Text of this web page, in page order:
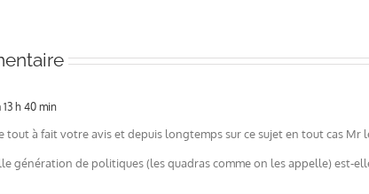
13 h 40 min
tout à fait votre avis et depuis longtemps sur ce sujet en tout cas Mr
génération de politiques (les quadras comme on les appelle) est-